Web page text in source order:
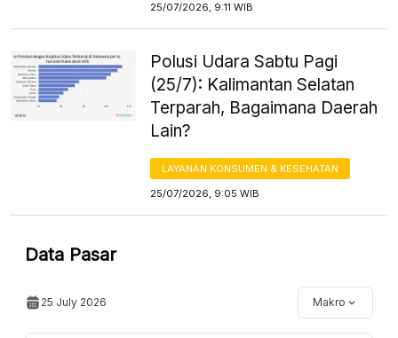
25/07/2026, 9:11 WIB
Polusi Udara Sabtu Pagi
(25/7): Kalimantan Selatan
Terparah, Bagaimana Daerah
Lain?
LAYANAN KONSUMEN & KESEHATAN
25/07/2026, 9:05 WIB
Data Pasar
25 July 2026 Makro